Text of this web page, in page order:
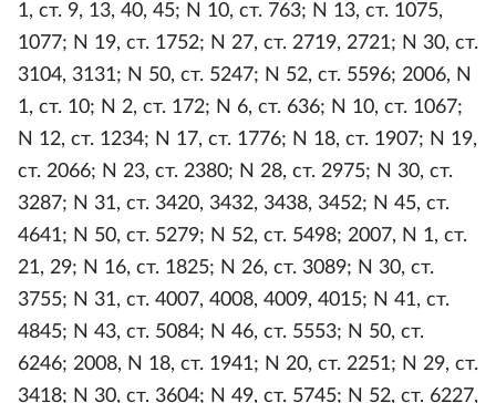
1, ст. 9, 13, 40, 45; N 10, ст. 763; N 13, ст. 1075,
1077; N 19, ст. 1752; N 27, ст. 2719, 2721; N 30, ст.
3104, 3131; N 50, ст. 5247; N 52, ст. 5596; 2006, N
1, ст. 10; N 2, ст. 172; N 6, ст. 636; N 10, ст. 1067;
N 12, ст. 1234; N 17, ст. 1776; N 18, ст. 1907; N 19,
ст. 2066; N 23, ст. 2380; N 28, ст. 2975; N 30, ст.
3287; N 31, ст. 3420, 3432, 3438, 3452; N 45, ст.
4641; N 50, ст. 5279; N 52, ст. 5498; 2007, N 1, ст.
21, 29; N 16, ст. 1825; N 26, ст. 3089; N 30, ст.
3755; N 31, ст. 4007, 4008, 4009, 4015; N 41, ст.
4845; N 43, ст. 5084; N 46, ст. 5553; N 50, ст.
6246; 2008, N 18, ст. 1941; N 20, ст. 2251; N 29, ст.
3418; N 30, ст. 3604; N 49, ст. 5745; N 52, ст. 6227,